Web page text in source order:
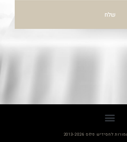
שלח
לחסידיש פלוס 2013-2026